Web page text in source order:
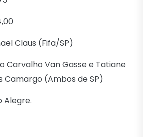
Claus (Fifa/SP)
Carvalho Van Gasse e Tatiane
Camargo (Ambos de SP)
Alegre.